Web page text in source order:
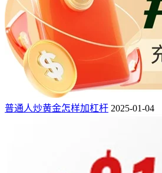
普通人炒黄金怎样加杠杆 2025-01-04